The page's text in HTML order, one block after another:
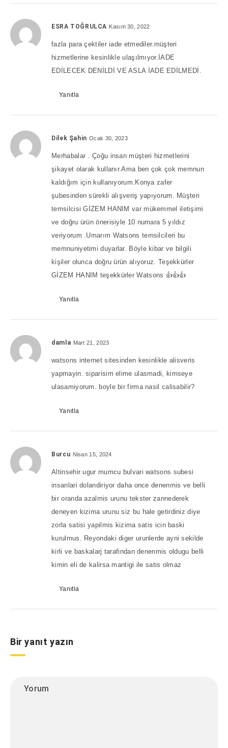
ESRA TOĞRULCA Kasım 30, 2022
fazla para çektiler iade etmediler.müşteri
hizmetlerine kesinlikle ulaşılmıyor.İADE
EDİLECEK DENİLDİ VE ASLA İADE EDİLMEDİ.
Yanıtla
Dilek Şahin Ocak 30, 2023
Merhabalar . Çoğu insan müşteri hizmetlerini
şikayet olarak kullanır.Ama ben çok çok memnun
kaldığım için kullanıyorum.Konya zafer
şubesinden sürekli alışveriş yapıyorum. Müşteri
temsilcisi GİZEM HANIM var mükemmel iletişimi
ve doğru ürün önerisiyle 10 numara 5 yıldız
veriyorum .Umarım Watsons temsilcileri bu
memnuniyetimi duyarlar. Böyle kibar ve bilgili
kişiler olunca doğru ürün alıyoruz. Teşekkürler
GİZEM HANIM teşekkürler Watsons 👍👍👍
Yanıtla
damla Mart 21, 2023
watsons internet sitesinden kesinlikle alisveris
yapmayin. siparisim elime ulasmadi, kimseye
ulasamiyorum. boyle bir firma nasil calisabilir?
Yanıtla
Burcu Nisan 15, 2024
Altinsehir ugur mumcu bulvari watsons subesi
insanlari dolandiriyor daha once denenmis ve belli
bir oranda azalmis urunu tekster zannederek
deneyen kizima urunu siz bu hale getirdiniz diye
zorla satisi yapilmis kizima satis icin baski
kurulmus. Reyondaki diger urunlerde ayni sekilde
kirli ve baskalarj tarafindan denenmis oldugu belli
kimin eli de kalirsa mantigi ile satis olmaz
Yanıtla
Bir yanıt yazın